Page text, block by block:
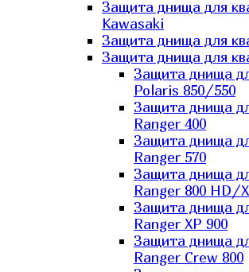
Защита днища для
Kawasaki
Защита днища для
Защита днища для
Защита днища
Polaris 850/550
Защита днища
Ranger 400
Защита днища
Ranger 570
Защита днища
Ranger 800 HD/
Защита днища
Ranger XP 900
Защита днища
Ranger Сrew 800